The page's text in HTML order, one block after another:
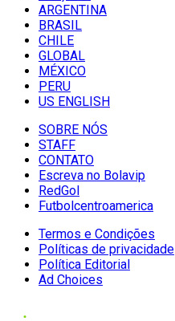
ARGENTINA
BRASIL
CHILE
GLOBAL
MÉXICO
PERU
US ENGLISH
SOBRE NÓS
STAFF
CONTATO
Escreva no Bolavip
RedGol
Futbolcentroamerica
Termos e Condições
Políticas de privacidade
Política Editorial
Ad Choices